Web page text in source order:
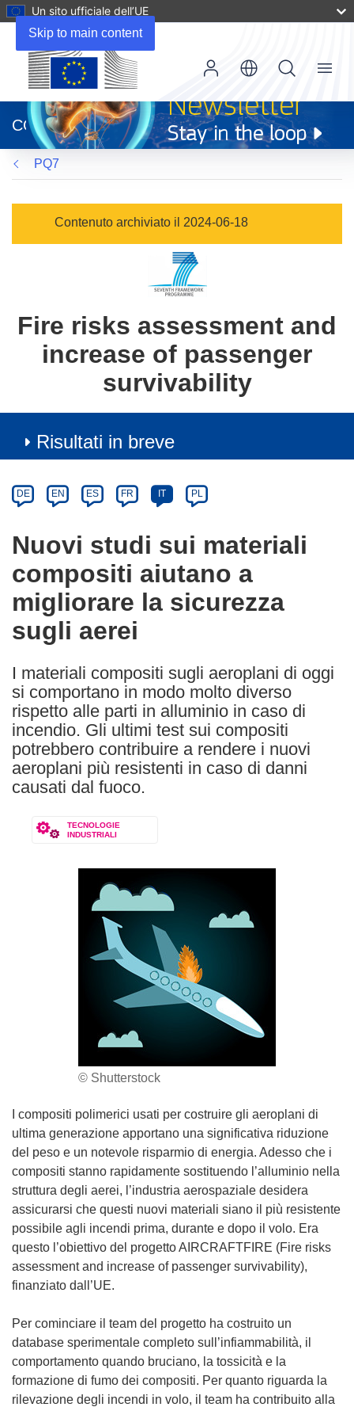
Skip to main content
Un sito ufficiale dell’UE
apre
in
una
nuova
finestra)
CORDIS
Menu
PQ7
Contenuto archiviato il 2024-06-18
Fire risks assessment and
increase of passenger
survivability
Risultati in breve
Category
Article
available
the
following
languages:
DE EN ES FR IT PL
Nuovi studi sui materiali
compositi aiutano a
migliorare la sicurezza
sugli aerei
I materiali compositi sugli aeroplani di oggi
si comportano in modo molto diverso
rispetto alle parti in alluminio in caso di
incendio. Gli ultimi test sui compositi
potrebbero contribuire a rendere i nuovi
aeroplani più resistenti in caso di danni
causati dal fuoco.
TECNOLOGIE
INDUSTRIALI
© Shutterstock
I compositi polimerici usati per costruire gli aeroplani di
ultima generazione apportano una significativa riduzione
del peso e un notevole risparmio di energia. Adesso che i
compositi stanno rapidamente sostituendo l’alluminio nella
struttura degli aerei, l’industria aerospaziale desidera
assicurarsi che questi nuovi materiali siano il più resistente
possibile agli incendi prima, durante e dopo il volo. Era
questo l’obiettivo del progetto AIRCRAFTFIRE (Fire risks
assessment and increase of passenger survivability),
finanziato dall’UE.
Per cominciare il team del progetto ha costruito un
database sperimentale completo sull’infiammabilità, il
comportamento quando bruciano, la tossicità e la
formazione di fumo dei compositi. Per quanto riguarda la
rilevazione degli incendi in volo, il team ha contribuito alla